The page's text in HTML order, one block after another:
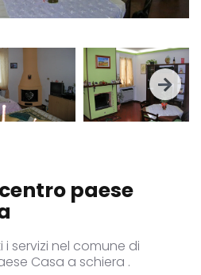
paese
servizi nel comune di
Casa a schiera .